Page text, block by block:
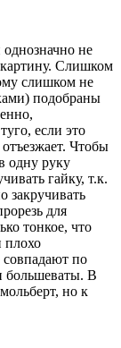
не
картину. Слишком
слишком не
подобраны
если это
Чтобы
одну руку
гайку, т.к.
закручивать
для
тонкое, что
плохо
совпадают по
большеваты. В
но к